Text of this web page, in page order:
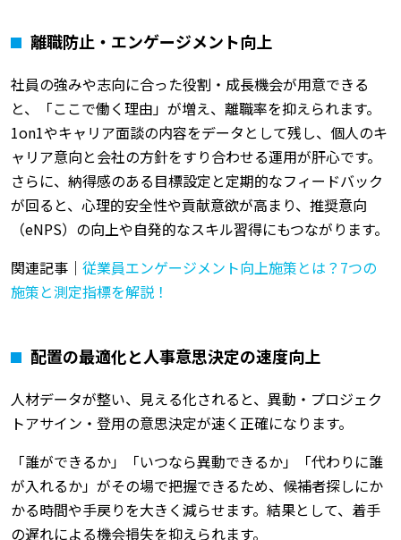
離職防止・エンゲージメント向上
社員の強みや志向に合った役割・成長機会が用意できる
と、「ここで働く理由」が増え、離職率を抑えられます。
1on1やキャリア面談の内容をデータとして残し、個人のキ
ャリア意向と会社の方針をすり合わせる運用が肝心です。
さらに、納得感のある目標設定と定期的なフィードバック
が回ると、心理的安全性や貢献意欲が高まり、推奨意向
（eNPS）の向上や自発的なスキル習得にもつながります。
関連記事｜ 従業員エンゲージメント向上施策とは？7つの
施策と測定指標を解説！
配置の最適化と人事意思決定の速度向上
人材データが整い、見える化されると、異動・プロジェク
トアサイン・登用の意思決定が速く正確になります。
「誰ができるか」「いつなら異動できるか」「代わりに誰
が入れるか」がその場で把握できるため、候補者探しにか
かる時間や手戻りを大きく減らせます。結果として、着手
の遅れによる機会損失を抑えられます。